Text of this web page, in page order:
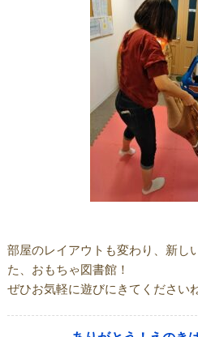
部屋のレイアウトも変わり、新し
た、おもちゃ図書館！
ぜひお気軽に遊びにきてください